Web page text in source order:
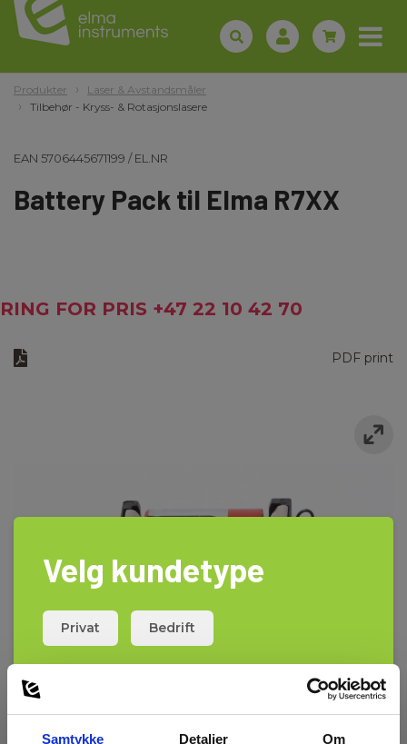
Samtykke Detaljer Om
Produkter
Laser & Avstandsmåler
Tilbehør - Kryss- & Rotasjonslasere
EAN 5706445671199 /EL.NR
Battery Pack til Elma R7XX
RING FOR PRIS +47 22 10 42 70
PDF print
Velg kundetype
Privat Bedrift